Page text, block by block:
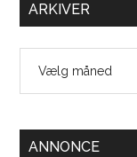
ARKIVER
ANNONCE